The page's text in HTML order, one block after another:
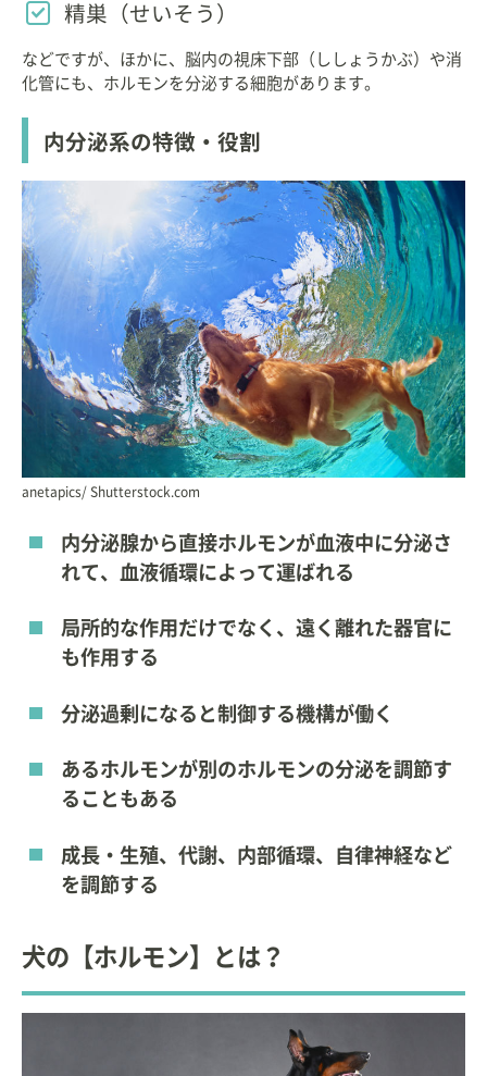
精巣（せいそう）
などですが、ほかに、脳内の視床下部（ししょうかぶ）や消
化管にも、ホルモンを分泌する細胞があります。
内分泌系の特徴・役割
anetapics/ Shutterstock.com
内分泌腺から直接ホルモンが血液中に分泌さ
れて、血液循環によって運ばれる
局所的な作用だけでなく、遠く離れた器官に
も作用する
分泌過剰になると制御する機構が働く
あるホルモンが別のホルモンの分泌を調節す
ることもある
成長・生殖、代謝、内部循環、自律神経など
を調節する
犬の【ホルモン】とは？